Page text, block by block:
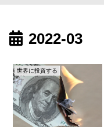
2022-03
世界に投資する